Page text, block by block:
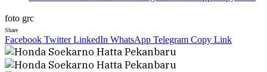
foto grc
Share
Facebook Twitter LinkedIn WhatsApp Telegram Copy Link